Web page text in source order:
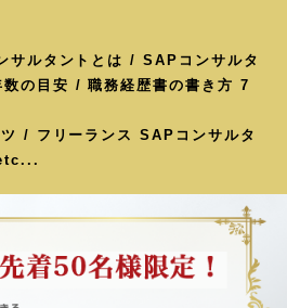
サルタントとは / SAPコンサルタ
数の目安 / 職務経歴書の書き方 7
/ フリーランス SAPコンサルタ